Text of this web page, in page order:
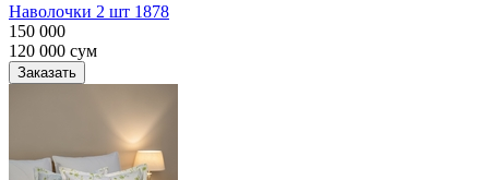
Наволочки 2 шт 1878
150 000
120 000 сум
Заказать